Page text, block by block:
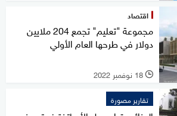
اقتصاد
مجموعة "تعليم" تجمع 204 ملايين
دولار في طرحها العام الأولي
l 18 نوفمبر 2022
تقارير مصورة